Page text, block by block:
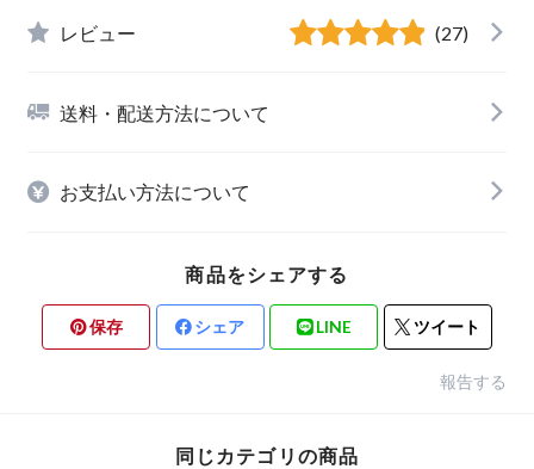
レビュー (27)
送料・配送方法について
お支払い方法について
商品をシェアする
保存 シェア LINE ツイート
報告する
同じカテゴリの商品